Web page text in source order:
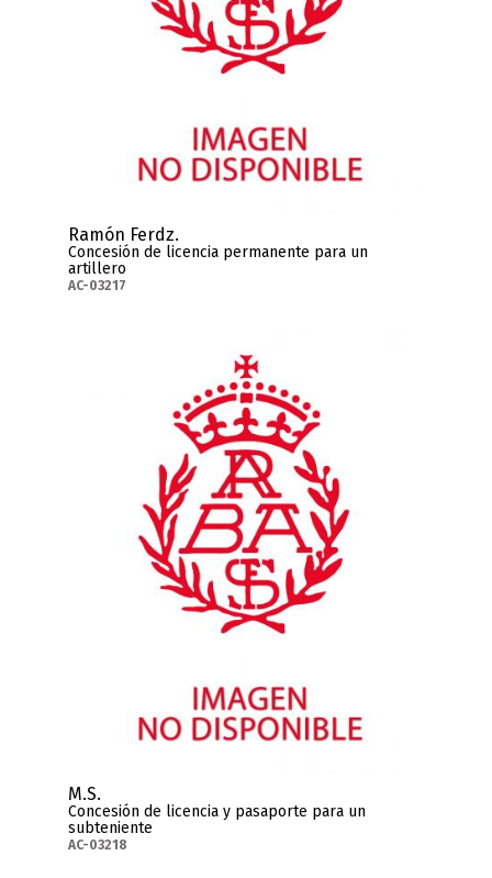
Ramón Ferdz.
Concesión de licencia permanente para un
artillero
AC-03217
M.S.
Concesión de licencia y pasaporte para un
subteniente
AC-03218